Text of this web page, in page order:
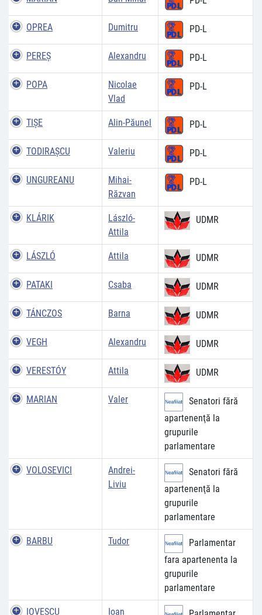
OPREA Dumitru PD-L
PEREŞ Alexandru PD-L
POPA
Nicolae
Vlad
PD-L
TIŞE Alin-Păunel PD-L
TODIRAŞCU Valeriu PD-L
UNGUREANU
Mihai-
Răzvan
PD-L
KLÁRIK
László-
Attila
UDMR
LÁSZLÓ Attila UDMR
PATAKI Csaba UDMR
TÁNCZOS Barna UDMR
VEGH Alexandru UDMR
VERESTÓY Attila UDMR
MARIAN Valer
Senatori fără
apartenenţă la
grupurile
parlamentare
VOLOSEVICI
Andrei-
Liviu
Senatori fără
apartenenţă la
grupurile
parlamentare
BARBU Tudor
Parlamentar
fara apartenenta la
grupurile
parlamentare
IOVESCU Ioan